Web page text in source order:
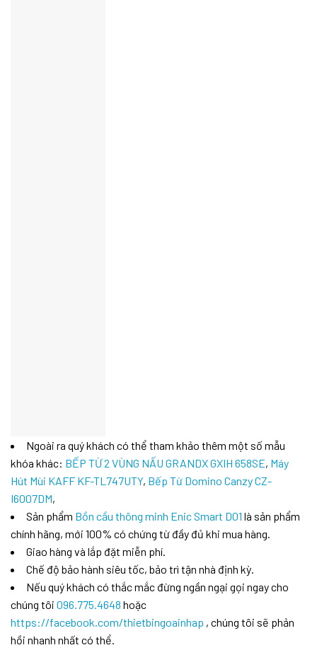
Ngoài ra quý khách có thể tham khảo thêm một số mẫu
khóa khác: BẾP TỪ 2 VÙNG NẤU GRANDX GXIH 658SE, Máy
Hút Mùi KAFF KF-TL747UTY, Bếp Từ Domino Canzy CZ-
I6007DM,
Sản phẩm Bồn cầu thông minh Enic Smart D01 là sản phẩm
chính hãng, mới 100% có chứng từ đầy đủ khi mua hàng.
Giao hàng và lắp đặt miễn phí.
Chế độ bảo hành siêu tốc, bảo trì tận nhà định kỳ.
Nếu quý khách có thắc mắc đừng ngần ngại gọi ngay cho
chúng tôi 096.775.4648 hoặc
https://facebook.com/thietbingoainhap , chúng tôi sẽ phản
hồi nhanh nhất có thể.